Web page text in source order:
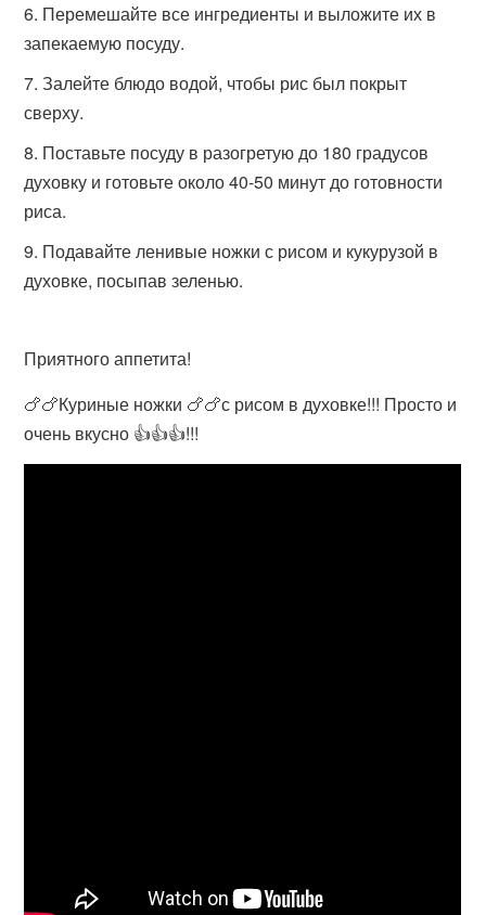
Перемешайте все ингредиенты и выложите их в
запекаемую посуду.
Залейте блюдо водой, чтобы рис был покрыт
сверху.
Поставьте посуду в разогретую до 180 градусов
духовку и готовьте около 40-50 минут до готовности
риса.
Подавайте ленивые ножки с рисом и кукурузой в
духовке, посыпав зеленью.
Приятного аппетита!
🍗🍗Куриные ножки 🍗🍗с рисом в духовке!!! Просто и
очень вкусно 👍👍👍!!!